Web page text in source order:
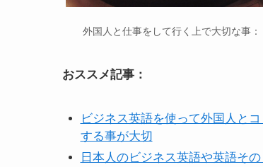
外国人と仕事をして行く上で大切な事：
おススメ記事：
ビジネス英語を使って外国人と
する事が大切
日本人のビジネス英語や英語そ